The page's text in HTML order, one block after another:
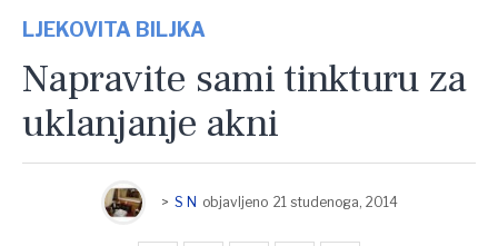
LJEKOVITA BILJKA
Napravite sami tinkturu za
uklanjanje akni
> S N objavljeno 21 studenoga, 2014